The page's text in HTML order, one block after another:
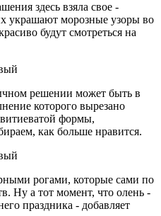
здесь взяла свое -
украшают морозные узоры во
будут смотреться на
решении может быть в
которого вырезано
формы,
как больше нравится.
рогами, которые сами по
Ну а тот момент, что олень -
праздника - добавляет